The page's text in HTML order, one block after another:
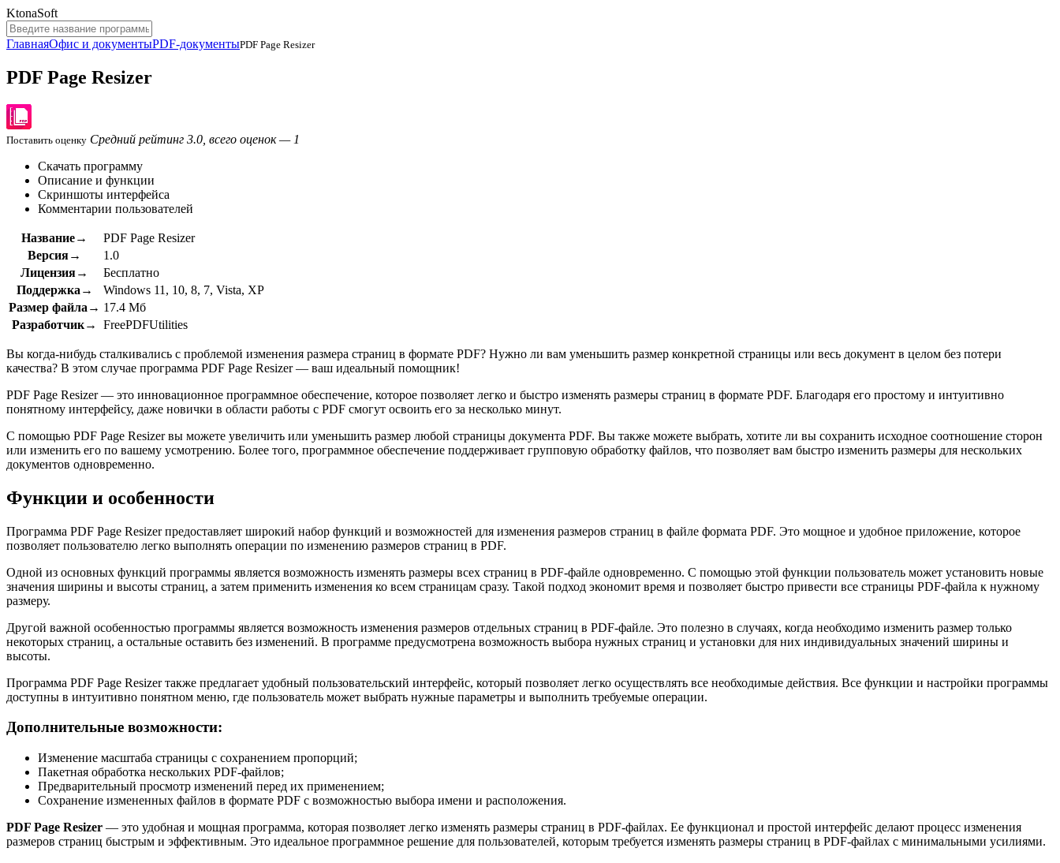
KtonaSoft
ГлавнаяОфис и документыPDF-документыPDF Page Resizer
PDF Page Resizer
Поставить оценку Средний рейтинг 3.0, всего оценок — 1
Скачать программу
Описание и функции
Скриншоты интерфейса
Комментарии пользователей
Название→
PDF Page Resizer
Версия→
1.0
Лицензия→
Бесплатно
Поддержка→
Windows 11, 10, 8, 7, Vista, XP
Размер файла→ 17.4 Мб
Разработчик→
FreePDFUtilities
Вы когда-нибудь сталкивались с проблемой изменения размера страниц в формате PDF? Нужно ли вам уменьшить размер конкретной страницы или весь документ в целом без потери
качества? В этом случае программа PDF Page Resizer — ваш идеальный помощник!
PDF Page Resizer — это инновационное программное обеспечение, которое позволяет легко и быстро изменять размеры страниц в формате PDF. Благодаря его простому и интуитивно
понятному интерфейсу, даже новички в области работы с PDF смогут освоить его за несколько минут.
С помощью PDF Page Resizer вы можете увеличить или уменьшить размер любой страницы документа PDF. Вы также можете выбрать, хотите ли вы сохранить исходное соотношение сторон
или изменить его по вашему усмотрению. Более того, программное обеспечение поддерживает групповую обработку файлов, что позволяет вам быстро изменить размеры для нескольких
документов одновременно.
Функции и особенности
Программа PDF Page Resizer предоставляет широкий набор функций и возможностей для изменения размеров страниц в файле формата PDF. Это мощное и удобное приложение, которое
позволяет пользователю легко выполнять операции по изменению размеров страниц в PDF.
Одной из основных функций программы является возможность изменять размеры всех страниц в PDF-файле одновременно. С помощью этой функции пользователь может установить новые
значения ширины и высоты страниц, а затем применить изменения ко всем страницам сразу. Такой подход экономит время и позволяет быстро привести все страницы PDF-файла к нужному
размеру.
Другой важной особенностью программы является возможность изменения размеров отдельных страниц в PDF-файле. Это полезно в случаях, когда необходимо изменить размер только
некоторых страниц, а остальные оставить без изменений. В программе предусмотрена возможность выбора нужных страниц и установки для них индивидуальных значений ширины и
высоты.
Программа PDF Page Resizer также предлагает удобный пользовательский интерфейс, который позволяет легко осуществлять все необходимые действия. Все функции и настройки программы
доступны в интуитивно понятном меню, где пользователь может выбрать нужные параметры и выполнить требуемые операции.
Дополнительные возможности:
Изменение масштаба страницы с сохранением пропорций;
Пакетная обработка нескольких PDF-файлов;
Предварительный просмотр изменений перед их применением;
Сохранение измененных файлов в формате PDF с возможностью выбора имени и расположения.
PDF Page Resizer — это удобная и мощная программа, которая позволяет легко изменять размеры страниц в PDF-файлах. Ее функционал и простой интерфейс делают процесс изменения
размеров страниц быстрым и эффективным. Это идеальное программное решение для пользователей, которым требуется изменять размеры страниц в PDF-файлах с минимальными усилиями.